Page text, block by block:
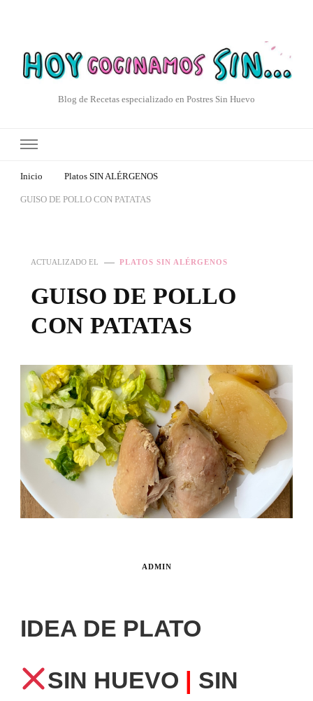
Blog de Recetas especializado en Postres Sin Huevo
Inicio Platos SIN ALÉRGENOS
GUISO DE POLLO CON PATATAS
ACTUALIZADO EL PLATOS SIN ALÉRGENOS
GUISO DE POLLO
CON PATATAS
ADMIN
IDEA DE PLATO
SIN HUEVO | SIN